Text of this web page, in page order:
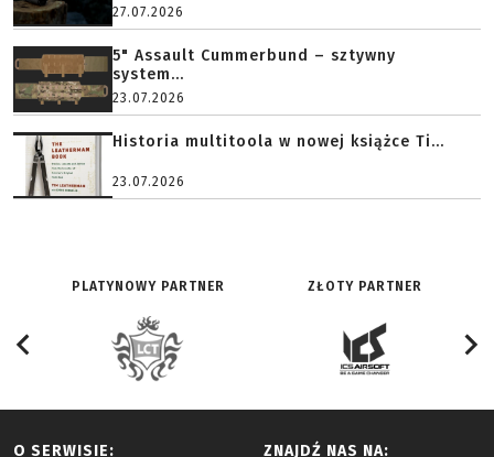
27.07.2026
5" Assault Cummerbund – sztywny
system...
23.07.2026
Historia multitoola w nowej książce Ti...
23.07.2026
PLATYNOWY PARTNER ZŁOTY PARTNER
O SERWISIE: ZNAJDŹ NAS NA: